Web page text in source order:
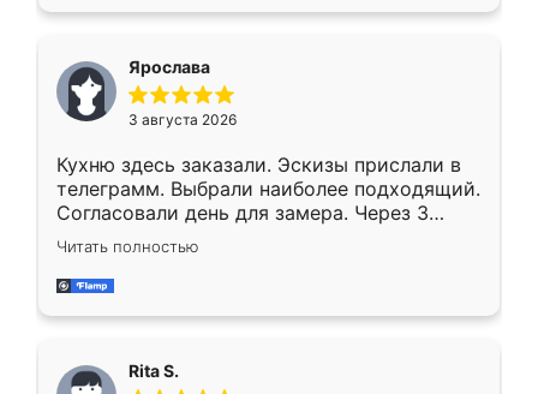
Ярослава
3 августа 2026
Кухню здесь заказали. Эскизы прислали в
телеграмм. Выбрали наиболее подходящий.
Согласовали день для замера. Через 3
недели кухня была уже готова. Остались
довольны работой. Спасибо Ренессанс
мебель за качественную работу!
Читать полностью
Rita S.